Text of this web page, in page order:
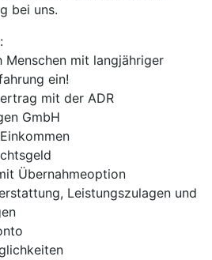
bei uns.
Menschen mit langjähriger
ein!
mit der ADR
GmbH
Übernahmeoption
Leistungszulagen und